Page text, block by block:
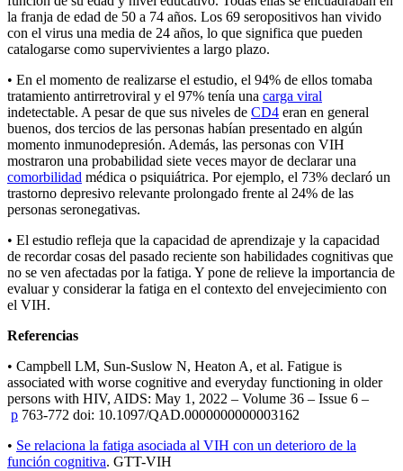
la franja de edad de 50 a 74 años. Los 69 seropositivos han vivido
con el virus una media de 24 años, lo que significa que pueden
catalogarse como supervivientes a largo plazo.
• En el momento de realizarse el estudio, el 94% de ellos tomaba
tratamiento antirretroviral y el 97% tenía una carga viral
indetectable. A pesar de que sus niveles de CD4 eran en general
buenos, dos tercios de las personas habían presentado en algún
momento inmunodepresión. Además, las personas con VIH
mostraron una probabilidad siete veces mayor de declarar una
comorbilidad médica o psiquiátrica. Por ejemplo, el 73% declaró un
trastorno depresivo relevante prolongado frente al 24% de las
personas seronegativas.
• El estudio refleja que la capacidad de aprendizaje y la capacidad
de recordar cosas del pasado reciente son habilidades cognitivas que
no se ven afectadas por la fatiga. Y pone de relieve la importancia de
evaluar y considerar la fatiga en el contexto del envejecimiento con
el VIH.
Referencias
• Campbell LM, Sun-Suslow N, Heaton A, et al. Fatigue is
associated with worse cognitive and everyday functioning in older
persons with HIV, AIDS: May 1, 2022 – Volume 36 – Issue 6 –
p 763-772 doi: 10.1097/QAD.0000000000003162
• Se relaciona la fatiga asociada al VIH con un deterioro de la
función cognitiva. GTT-VIH